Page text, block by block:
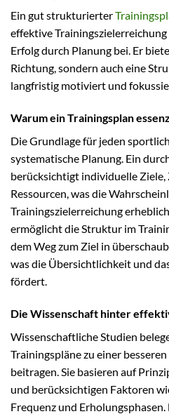
Ein gut strukturierter
effektive
Erfolg durch Planung bei. Er
Richtung, sondern auch eine
langfristig motiviert und
Warum ein Trainingsplan
Die Grundlage für jeden
systematische Planung. Ein
berücksichtigt individuelle
Ressourcen, was die
Trainingszielerreichung
ermöglicht die Struktur im
dem Weg zum Ziel in
was die Übersichtlichkeit und
fördert.
Die Wissenschaft hinter
Wissenschaftliche Studien
Trainingspläne zu einer
beitragen. Sie basieren auf
und berücksichtigen Faktoren
Frequenz und